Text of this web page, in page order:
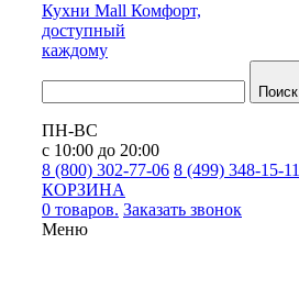
Кухни Mall Комфорт,
доступный
каждому
Поиск
ПН-ВС
с 10:00 до 20:00
8 (800) 302-77-06 8 (499) 348-15-11
КОРЗИНА
0 товаров. Заказать звонок
Меню